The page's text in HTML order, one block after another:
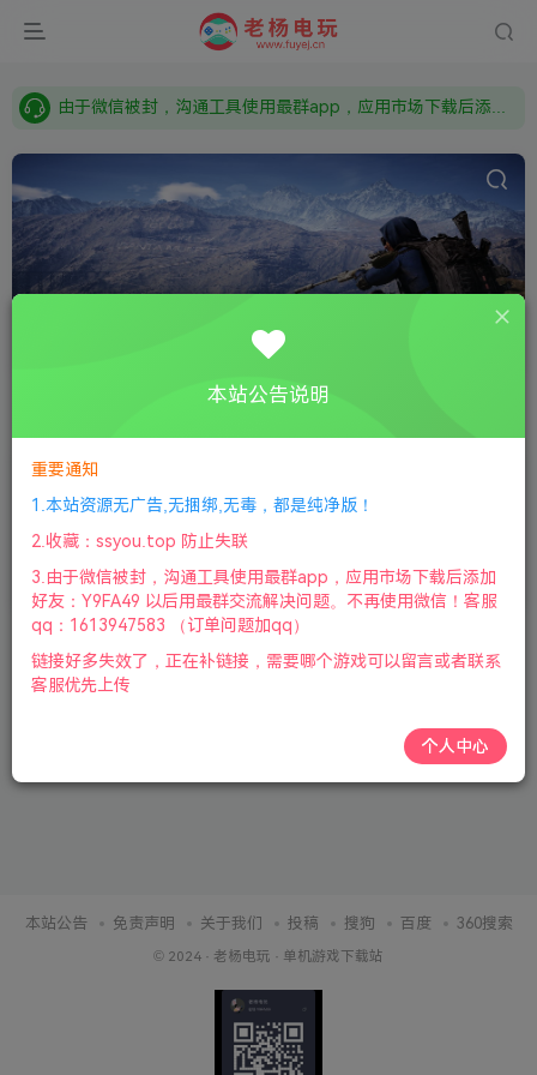
需要什么游戏请联系客服，若链接失效请联系客服，百度网盘边上的激活码也是解压密码
由于微信被封，沟通工具使用最群app，应用市场下载后添加好友：Y9FA49 以后用最群交流解决问题。不再使用微信！
免费文件传输工具
Android安卓 Windows
2个月前 276
本站公告 免责声明 关于我们 投稿 搜狗 百度 360搜索
© 2024 · 老杨电玩 · 单机游戏下载站
本站公告说明
重要通知
1.本站资源无广告,无捆绑,无毒，都是纯净版！
2.收藏：ssyou.top 防止失联
3.由于微信被封，沟通工具使用最群app，应用市场下载后添加
好友：Y9FA49 以后用最群交流解决问题。不再使用微信！客服
qq：1613947583 （订单问题加qq）
链接好多失效了，正在补链接，需要哪个游戏可以留言或者联系
客服优先上传
个人中心